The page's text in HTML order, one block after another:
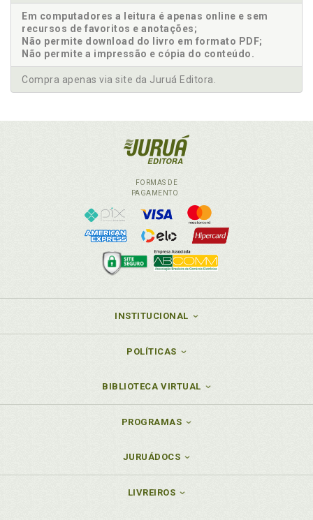
Em computadores a leitura é apenas online e sem
recursos de favoritos e anotações;
Não permite download do livro em formato PDF;
Não permite a impressão e cópia do conteúdo.
Compra apenas via site da Juruá Editora.
FORMAS DE
PAGAMENTO
INSTITUCIONAL
POLÍTICAS
BIBLIOTECA VIRTUAL
PROGRAMAS
JURUÁDOCS
LIVREIROS